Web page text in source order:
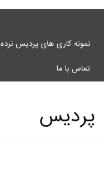
نمونه کاری های پردیس نرده
تماس با ما
پردیس